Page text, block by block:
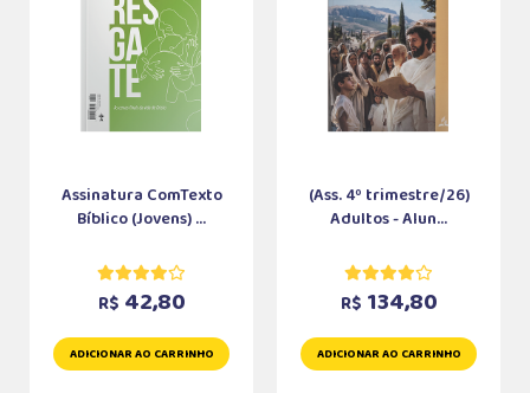
Assinatura ComTexto
Bíblico (Jovens) ...
R$ 42,80
ADICIONAR AO CARRINHO
(Ass. 4º trimestre/26)
Adultos - Alun...
R$ 134,80
ADICIONAR AO CARRINHO